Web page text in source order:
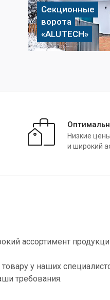
Секционные
ворота
«ALUTECH»
Низкие цены
и широкий
ассортимент
у наших
требования.